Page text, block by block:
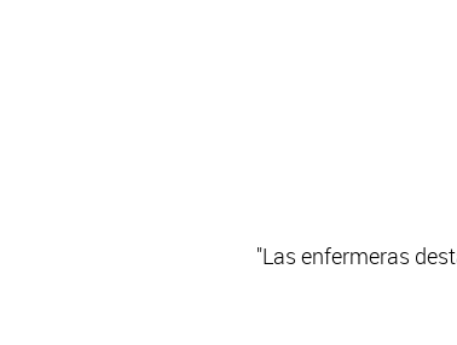
"Las enfermeras